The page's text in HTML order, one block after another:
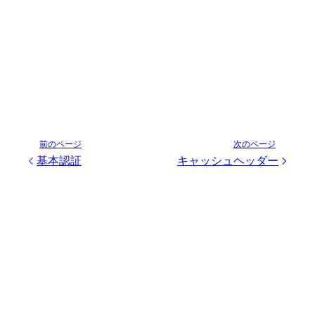
前のページ
基本認証
次のページ
キャッシュヘッダー